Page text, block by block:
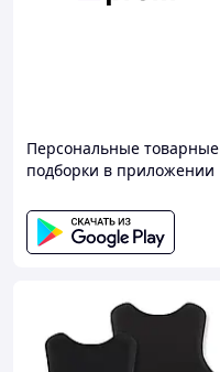
Персональные товарные
подборки в приложении